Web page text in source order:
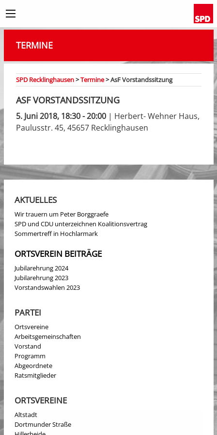
TERMINE
SPD Recklinghausen>Termine>AsF Vorstandssitzung
ASF VORSTANDSSITZUNG
5. Juni 2018, 18:30 - 20:00| Herbert- Wehner Haus,
Paulusstr. 45, 45657 Recklinghausen
AKTUELLES
Wir trauern um Peter Borggraefe
SPD und CDU unterzeichnen Koalitionsvertrag
Sommertreff in Hochlarmark
ORTSVEREIN BEITRÄGE
Jubilarehrung 2024
Jubilarehrung 2023
Vorstandswahlen 2023
PARTEI
Ortsvereine
Arbeitsgemeinschaften
Vorstand
Programm
Abgeordnete
Ratsmitglieder
ORTSVEREINE
Altstadt
Dortmunder Straße